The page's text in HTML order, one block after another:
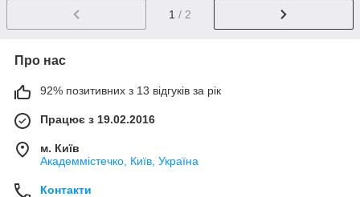
1 / 2
Про нас
92% позитивних з 13 відгуків за рік
Працює з 19.02.2016
м. Київ
Академмістечко, Київ, Україна
Контакти